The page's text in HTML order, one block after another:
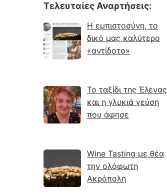
Τελευταίες Αναρτήσεις:
Η εμπιστοσύνη, το
δικό μας καλύτερο
«αντίδοτο»
Το ταξίδι της Έλενας
και η γλυκιά γεύση
που άφησε
Wine Tasting με θέα
την ολόφωτη
Ακρόπολη